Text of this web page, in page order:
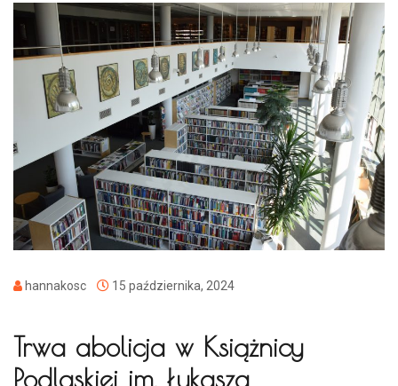
hannakosc 15 października, 2024
Trwa abolicja w Książnicy
Podlaskiej im. Łukasza